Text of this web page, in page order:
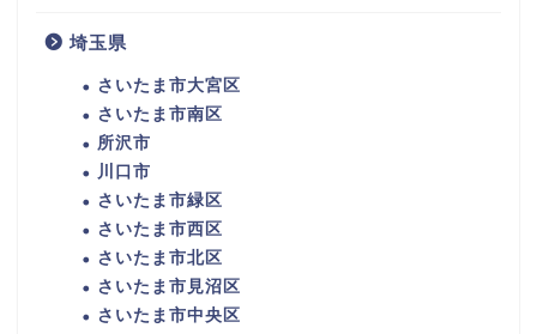
埼玉県
さいたま市大宮区
さいたま市南区
所沢市
川口市
さいたま市緑区
さいたま市西区
さいたま市北区
さいたま市見沼区
さいたま市中央区